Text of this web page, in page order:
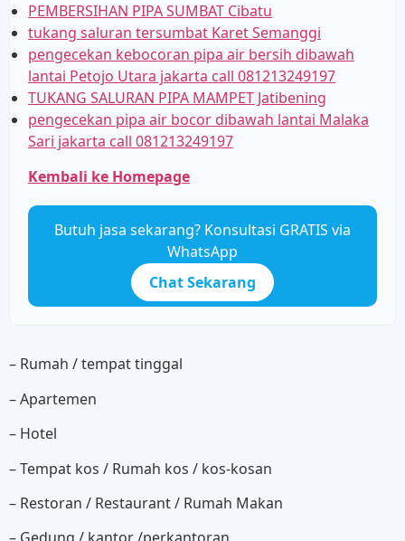
PEMBERSIHAN PIPA SUMBAT Cibatu
tukang saluran tersumbat Karet Semanggi
pengecekan kebocoran pipa air bersih dibawah
lantai Petojo Utara jakarta call 081213249197
TUKANG SALURAN PIPA MAMPET Jatibening
pengecekan pipa air bocor dibawah lantai Malaka
Sari jakarta call 081213249197
Kembali ke Homepage
Butuh jasa sekarang? Konsultasi GRATIS via
WhatsApp
Chat Sekarang
– Rumah / tempat tinggal
– Apartemen
– Hotel
– Tempat kos / Rumah kos / kos-kosan
– Restoran / Restaurant / Rumah Makan